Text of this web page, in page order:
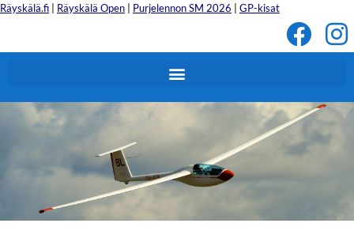
Räyskälä.fi Räyskälä Open Purjelennon SM 2026 GP-kisat